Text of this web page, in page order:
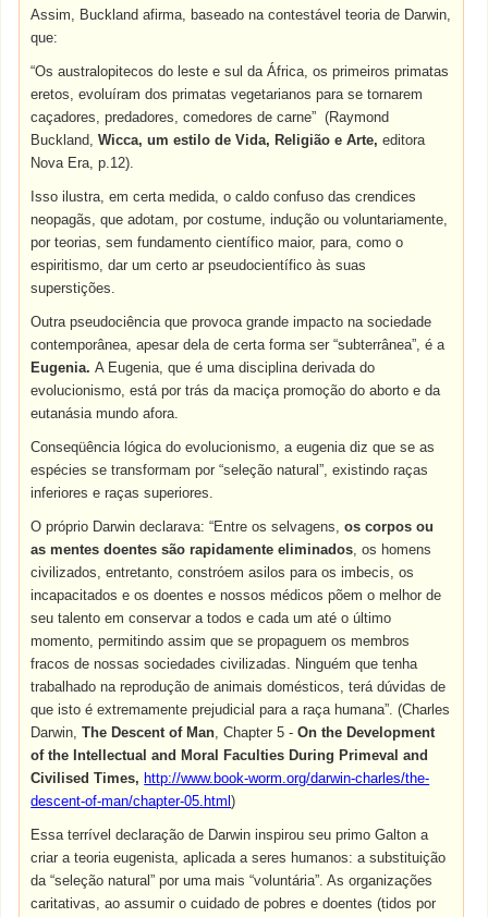
Assim, Buckland afirma, baseado na contestável teoria de Darwin,
que:
“Os australopitecos do leste e sul da África, os primeiros primatas
eretos, evoluíram dos primatas vegetarianos para se tornarem
caçadores, predadores, comedores de carne” (Raymond
Buckland,Wicca, um estilo de Vida, Religião e Arte,editora
Nova Era, p.12).
Isso ilustra, em certa medida, o caldo confuso das crendices
neopagãs, que adotam, por costume, indução ou voluntariamente,
por teorias, sem fundamento científico maior, para, como o
espiritismo, dar um certo ar pseudocientífico às suas
superstições.
Outra pseudociência que provoca grande impacto na sociedade
contemporânea, apesar dela de certa forma ser “subterrânea”, é a
Eugenia.A Eugenia, que é uma disciplina derivada do
evolucionismo, está por trás da maciça promoção do aborto e da
eutanásia mundo afora.
Conseqüência lógica do evolucionismo, a eugenia diz que se as
espécies se transformam por “seleção natural”, existindo raças
inferiores e raças superiores.
O próprio Darwin declarava: “Entre os selvagens,os corpos ou
as mentes doentes são rapidamente eliminados, os homens
civilizados, entretanto, constróem asilos para os imbecis, os
incapacitados e os doentes e nossos médicos põem o melhor de
seu talento em conservar a todos e cada um até o último
momento, permitindo assim que se propaguem os membros
fracos de nossas sociedades civilizadas. Ninguém que tenha
trabalhado na reprodução de animais domésticos, terá dúvidas de
que isto é extremamente prejudicial para a raça humana”. (Charles
Darwin,The Descent of Man, Chapter 5 -On the Development
of the Intellectual and Moral Faculties During Primeval and
Civilised Times, http://www.book-worm.org/darwin-charles/the-
descent-of-man/chapter-05.html)
Essa terrível declaração de Darwin inspirou seu primo Galton a
criar a teoria eugenista, aplicada a seres humanos: a substituição
da “seleção natural” por uma mais “voluntária”. As organizações
caritativas, ao assumir o cuidado de pobres e doentes (tidos por